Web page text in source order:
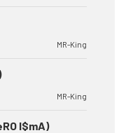
MR-King
MR-King
I$mA)